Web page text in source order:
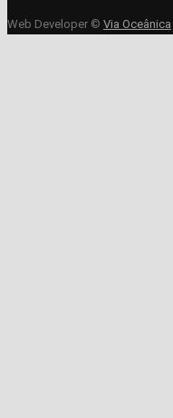
Web Developer © Via Oceânica